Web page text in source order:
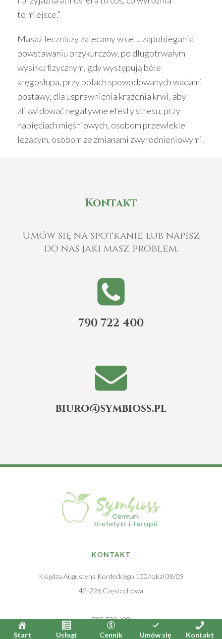
to miejsce.”
Masaż leczniczy zalecamy w celu zapobiegania
powstawaniu przykurczów, po długotrwałym
wysiłku fizycznym, gdy występują bóle
kręgosłupa, przy bólach spowodowanych wadami
postawy, dla usprawnienia krążenia krwi, aby
zlikwidować negatywne efekty stresu, przy
napięciach mięśniowych, osobom przewlekle
leżącym, osobom ze zmianami zwyrodnieniowymi.
Kontakt
Umów się na spotkanie lub napisz
do nas jaki masz problem.
790 722 400
biuro@symbioss.pl
KONTAKT
Księdza Augustyna Kordeckiego 100/lokal 08/09
42-226 Częstochowa
790 722 400
biuro@symbioss.pl
Start Usługi Cennik Umów się Kontakt